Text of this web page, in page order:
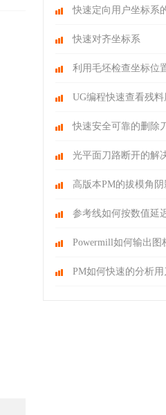
快速定向用户坐标系
快速对齐坐标系
利用毛坯检查坐标位
UG编程快速查看残
法
快速安全可靠的删除
光平面刀路断开的解
高版本PM的拔模角阴
参考线如何按数值延
Powermill如何输出图
PM如何快速的分析用